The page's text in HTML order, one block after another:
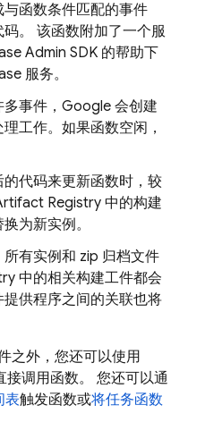
函数条件匹配的事件
。 该函数附加了一个服
Admin SDK 的帮助下
服务。
事件，Google 会创建
工作。如果函数空闲，
代码来更新函数时，较
Registry 中的构建
为新实例。
有实例和 zip 归档文件
中的相关构建工件都会
供程序之间的关联也将
之外，您还可以使用
接调用函数。 您还可以通
表触发函数或将任务函数